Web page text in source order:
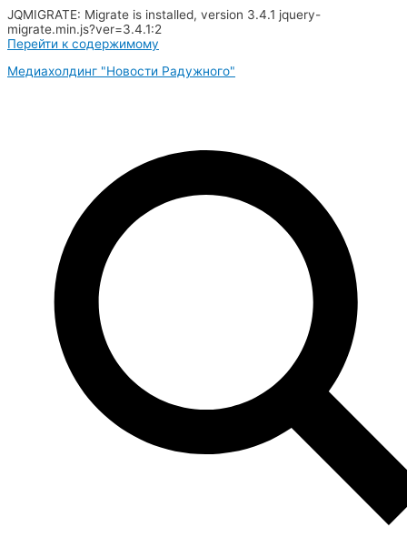
JQMIGRATE: Migrate is installed, version 3.4.1 jquery-
migrate.min.js?ver=3.4.1:2
Перейти к содержимому
Медиахолдинг "Новости Радужного"